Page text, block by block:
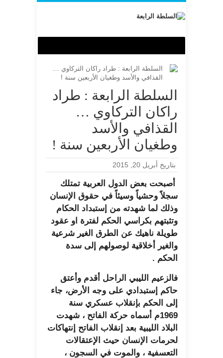
السلطة الرابعة : طراد
راكان التركاوي …
القذافي والأسد
وطغيان الأربعين سنة !
بتاريخ أبريل 20, 2015
أصبحت بعض الدول العربية تمتلك
سجلاً وحشياً وسيئاً في حقوق الإنسان
وذلك لما شهدته من إستبداد الحكام
وتثبتهم بكراسي الحكم لفترة او عقود
طويلة ناهيك عن الطرق الغير شرعية
والغير أخلاقية لوصولهم إلى سدة
الحكم .
فالزعيم الليبي الراحل أقدم وأعتق
حاكم إستبدادي على وجه الأرض، جاء
إلى الحكم بإنقلاب عسكري سنة
1969م أسماه حركة الفاتح ، شهدت
البلاد الليبية بعد إنقلاب الفاتح إنتهاكات
لحرمات الإنسان حيث الإعتقالات
التعسفية ، والموت في السجون ،